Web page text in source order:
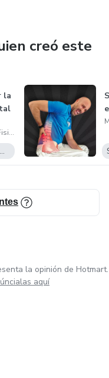
mejorar su salud
solo se celebra
mejorar tu dolor
estrategias que
Miles ya lo han
creó este
la
Marcos Sacristán | Fisioterapia a tu alcance
Emprendimiento Digital
la opinión de Hotmart.
aquí